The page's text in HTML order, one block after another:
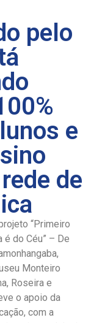
pelo
e
de
“Primeiro
é do Céu” – De
Monteiro
Roseira e
o apoio da
com a